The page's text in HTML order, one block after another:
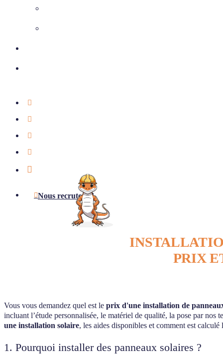
Nous recrutons !
PRIX
Vous vous demandez quel est le prix d'une installation de
incluant l’étude personnalisée, le matériel de qualité, la pose par
une installation solaire, les aides disponibles et comment est
1. Pourquoi installer des panneaux solaires ?